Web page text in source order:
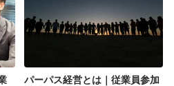
パーパス経営とは｜従業員参加